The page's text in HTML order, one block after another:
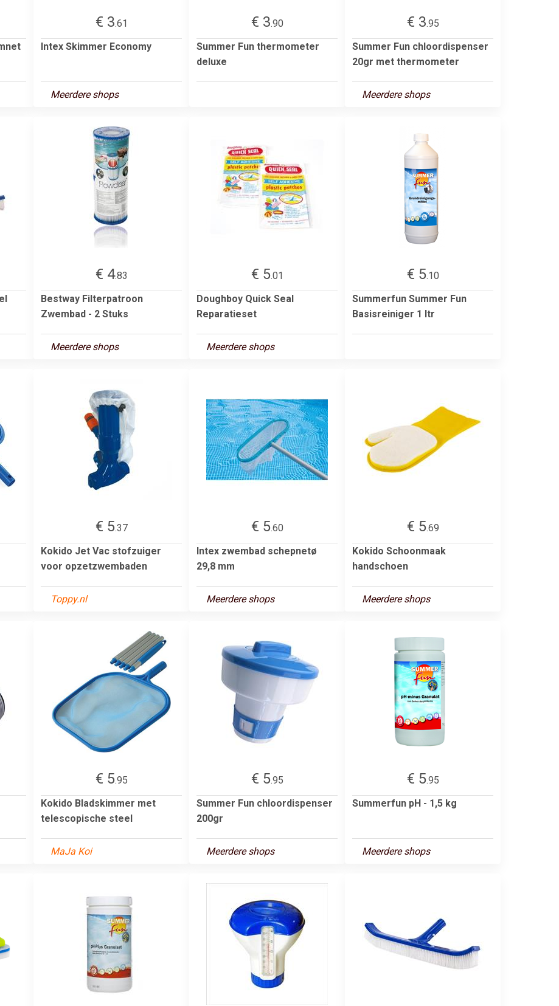
€ 3.61
Intex Skimmer Economy
Meerdere shops
€ 3.90
Summer Fun thermometer
deluxe
€ 3.95
Summer Fun chloordispenser
20gr met thermometer
Meerdere shops
€ 4.83
Bestway Filterpatroon
Zwembad - 2 Stuks
Meerdere shops
€ 5.01
Doughboy Quick Seal
Reparatieset
Meerdere shops
€ 5.10
Summerfun Summer Fun
Basisreiniger 1 ltr
€ 5.37
Kokido Jet Vac stofzuiger
voor opzetzwembaden
Toppy.nl
€ 5.60
Intex zwembad schepnetø
29,8 mm
Meerdere shops
€ 5.69
Kokido Schoonmaak
handschoen
Meerdere shops
€ 5.95
Kokido Bladskimmer met
telescopische steel
MaJa Koi
€ 5.95
Summer Fun chloordispenser
200gr
Meerdere shops
€ 5.95
Summerfun pH - 1,5 kg
Meerdere shops